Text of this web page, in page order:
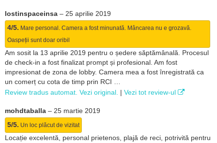
lostinspaceinsa – 25 aprilie 2019
4/5. Mare personal. Camera a fost minunată. Mâncarea nu e grozavă.
Oaspeții sunt doar oribil
Am sosit la 13 aprilie 2019 pentru o ședere săptămânală. Procesul
de check-in a fost finalizat prompt și profesional. Am fost
impresionat de zona de lobby. Camera mea a fost înregistrată ca
un comerț cu cota de timp prin RCI …
Review tradus automat. Vezi original. | Vezi tot review-ul
mohdtaballa – 25 martie 2019
5/5. Un loc plăcut de vizitat
Locație excelentă, personal prietenos, plajă de reci, potrivită pentru